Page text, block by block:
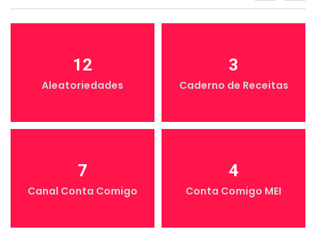
12
Aleatoriedades
3
Caderno de Receitas
7
Canal Conta Comigo
4
Conta Comigo MEI